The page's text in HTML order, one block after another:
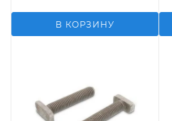
В КОРЗИНУ